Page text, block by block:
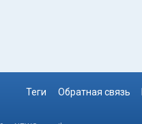
Теги Обратная связь